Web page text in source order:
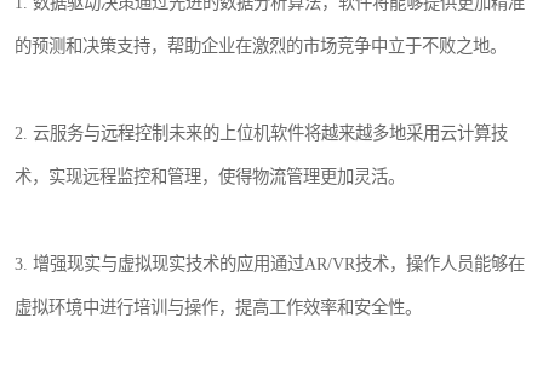
的预测和决策支持，帮助企业在激烈的市场竞争中立于不败之地。
2. 云服务与远程控制未来的上位机软件将越来越多地采用云计算技
术，实现远程监控和管理，使得物流管理更加灵活。
3. 增强现实与虚拟现实技术的应用通过AR/VR技术，操作人员能够在
虚拟环境中进行培训与操作，提高工作效率和安全性。